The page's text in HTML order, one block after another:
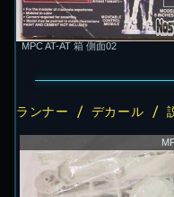
MPC AT-AT 箱 側面02
ランナー / デカール /